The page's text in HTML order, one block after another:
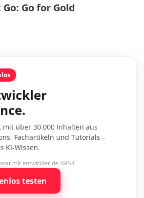
Go for Gold
mit über 30.000 Inhalten aus
Fachartikeln und Tutorials –
KI-Wissen.
mit entwickler.de BASIC
testen